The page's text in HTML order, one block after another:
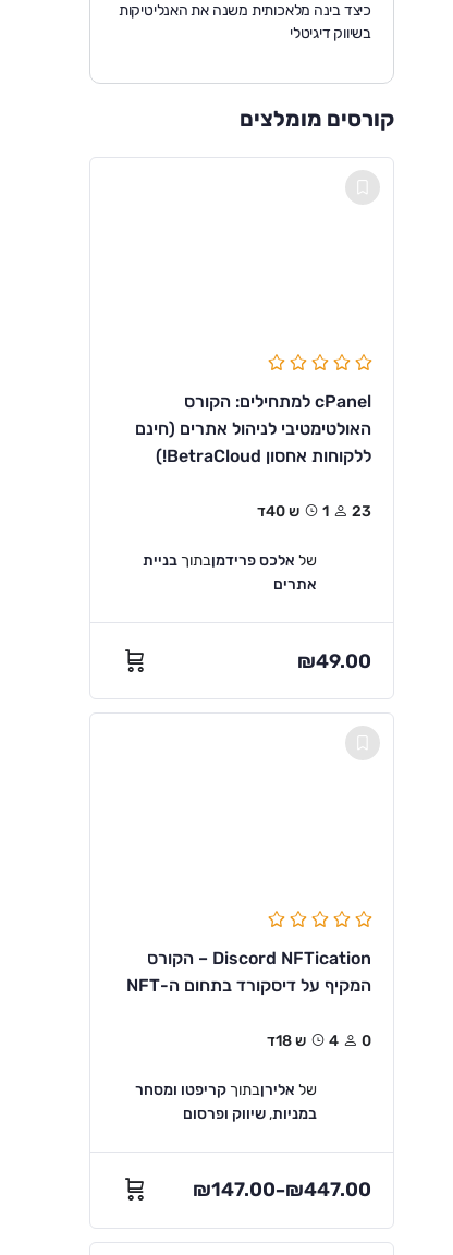
כיצד בינה מלאכותית משנה את האנליטיקות
בשיווק דיגיטלי
קורסים מומלצים
cPanel למתחילים: הקורס
האולטימטיבי לניהול אתרים (חינם
ללקוחות אחסון BetraCloud!)
23 1ש 40ד
של אלכס פרידמןבתוך בניית
אתרים
₪49.00
Discord NFTication – הקורס
המקיף על דיסקורד בתחום ה-NFT
0 4ש 18ד
של אלירןבתוך קריפטו ומסחר
במניות, שיווק ופרסום
₪147.00–₪447.00